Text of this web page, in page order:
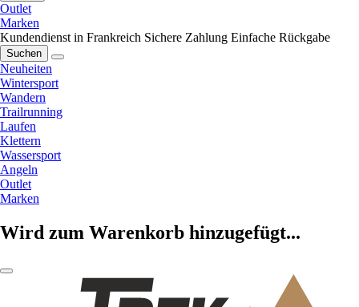
Outlet
Marken
Kundendienst in Frankreich Sichere Zahlung Einfache Rückgabe
Suchen
Neuheiten
Wintersport
Wandern
Trailrunning
Laufen
Klettern
Wassersport
Angeln
Outlet
Marken
Wird zum Warenkorb hinzugefügt...